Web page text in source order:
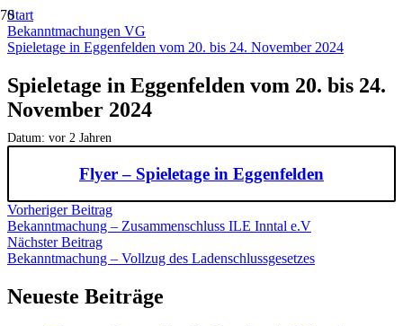
Start
Bekanntmachungen VG
Spieletage in Eggenfelden vom 20. bis 24. November 2024
Spieletage in Eggenfelden vom 20. bis 24.
November 2024
Datum: vor 2 Jahren
Flyer – Spieletage in Eggenfelden
Vorheriger Beitrag
Bekanntmachung – Zusammenschluss ILE Inntal e.V
Nächster Beitrag
Bekanntmachung – Vollzug des Ladenschlussgesetzes
Neueste Beiträge